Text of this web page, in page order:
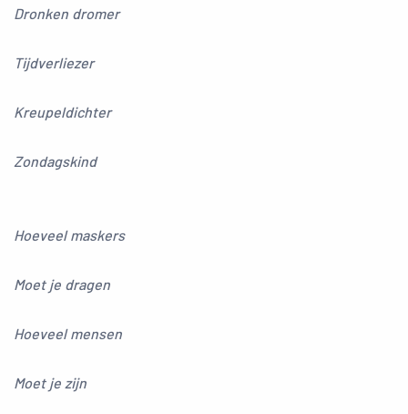
Dronken dromer
Tijdverliezer
Kreupeldichter
Zondagskind
Hoeveel maskers
Moet je dragen
Hoeveel mensen
Moet je zijn